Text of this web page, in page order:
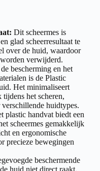
Dit scheermes is
glad scheerresultaat te
over de huid, waardoor
verwijderd.
bescherming en het
is de Plastic
Het minimaliseert
het scheren,
huidtypes.
plastic handvat biedt een
scheermes gemakkelijk
en ergonomische
precieze bewegingen
beschermende
huid niet direct raakt,